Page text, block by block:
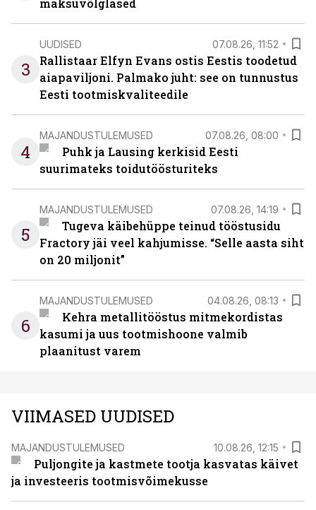
maksuvõlglased
3
UUDISED 07.08.26, 11:52
Rallistaar Elfyn Evans ostis Eestis toodetud
aiapaviljoni. Palmako juht: see on tunnustus
Eesti tootmiskvaliteedile
4
MAJANDUSTULEMUSED 07.08.26, 08:00
Puhk ja Lausing kerkisid Eesti
suurimateks toidutöösturiteks
5
MAJANDUSTULEMUSED 07.08.26, 14:19
Tugeva käibehüppe teinud tööstusidu
Fractory jäi veel kahjumisse. “Selle aasta siht
on 20 miljonit”
6
MAJANDUSTULEMUSED 04.08.26, 08:13
Kehra metallitööstus mitmekordistas
kasumi ja uus tootmishoone valmib
plaanitust varem
VIIMASED UUDISED
MAJANDUSTULEMUSED 10.08.26, 12:15
Puljongite ja kastmete tootja kasvatas käivet
ja investeeris tootmisvõimekusse